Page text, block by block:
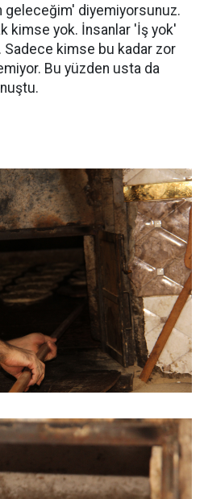
geleceğim' diyemiyorsunuz.
kimse yok. İnsanlar 'İş yok'
Sadece kimse bu kadar zor
Bu yüzden usta da